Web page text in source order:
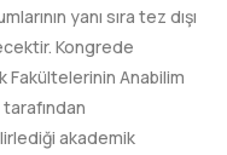
yanı sıra tez dışı
Kongrede
Fakültelerinin Anabilim
tarafından
akademik